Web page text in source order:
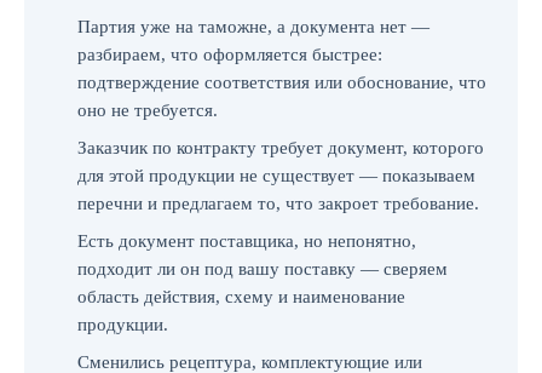
Партия уже на таможне, а документа нет —
разбираем, что оформляется быстрее:
подтверждение соответствия или обоснование, что
оно не требуется.
Заказчик по контракту требует документ, которого
для этой продукции не существует — показываем
перечни и предлагаем то, что закроет требование.
Есть документ поставщика, но непонятно,
подходит ли он под вашу поставку — сверяем
область действия, схему и наименование
продукции.
Сменились рецептура, комплектующие или